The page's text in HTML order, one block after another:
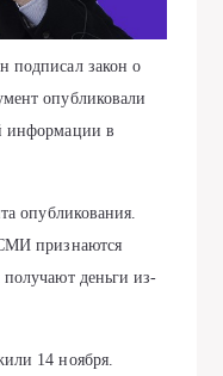
подписал закон о
опубликовали
информации в
опубликования.
признаются
деньги из-
14 ноября.